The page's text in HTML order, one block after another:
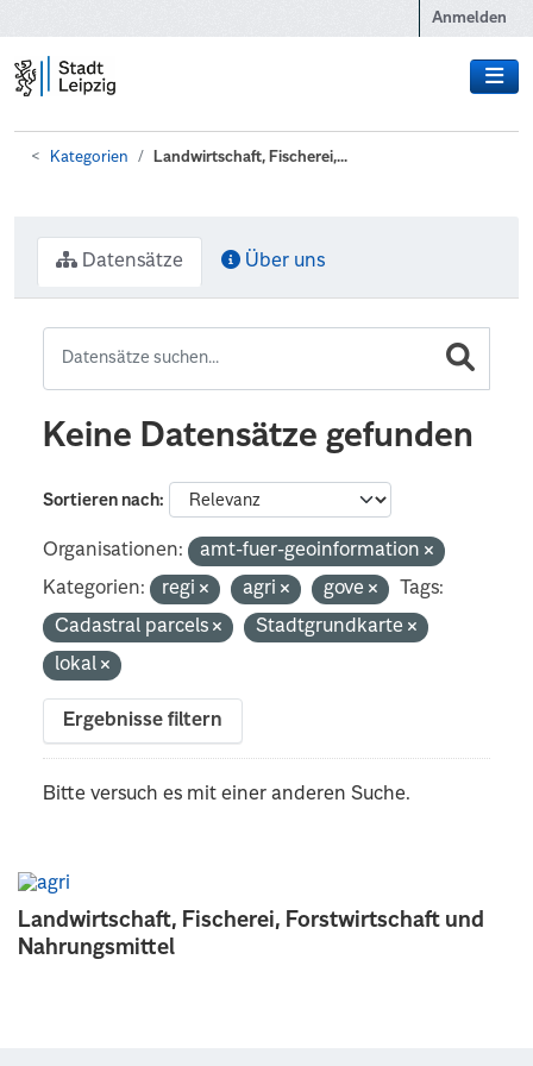
Anmelden
Kategorien Landwirtschaft, Fischerei,...
Landwirtschaft, Fischerei, Forstwirtschaft und
Nahrungsmittel
Datensätze Über uns
Keine Datensätze gefunden
Sortieren nach
Organisationen:
amt-fuer-geoinformation
Kategorien:
regi agri gove
Tags:
Cadastral parcels
Stadtgrundkarte
lokal
Ergebnisse filtern
Bitte versuch es mit einer anderen Suche.